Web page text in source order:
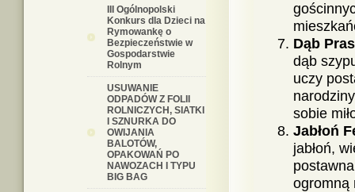
III Ogólnopolski
Konkurs dla Dzieci na
Rymowankę o
Bezpieczeństwie w
Gospodarstwie
Rolnym
USUWANIE
ODPADÓW Z FOLII
ROLNICZYCH, SIATKI
I SZNURKA DO
OWIJANIA
BALOTÓW,
OPAKOWAŃ PO
NAWOZACH I TYPU
BIG BAG
Dąb
dąb
uczy
sobie
Jabłoń
jabłoń,
ogromną